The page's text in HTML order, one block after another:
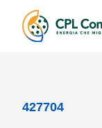
427704